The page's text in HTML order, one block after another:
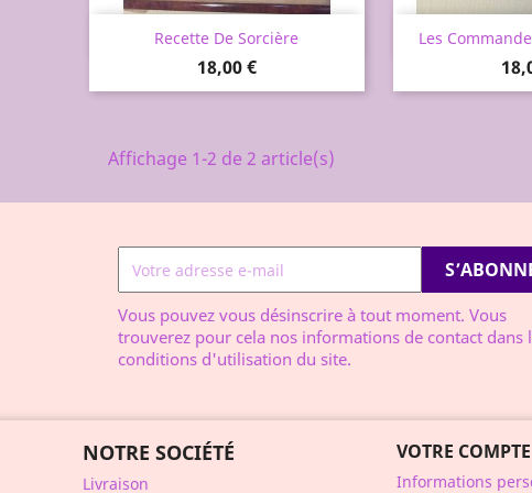
Recette De Sorcière
Prix
18,00 €
Aperçu rapide Les 
Affichage 1-2 de 2 article(s)
Vous pouvez vous désinscrire à tout moment. Vous
trouverez pour cela nos informations de contact dans
conditions d'utilisation du site.
NOTRE SOCIÉTÉ
Livraison
VOTRE COMPTE
Informations